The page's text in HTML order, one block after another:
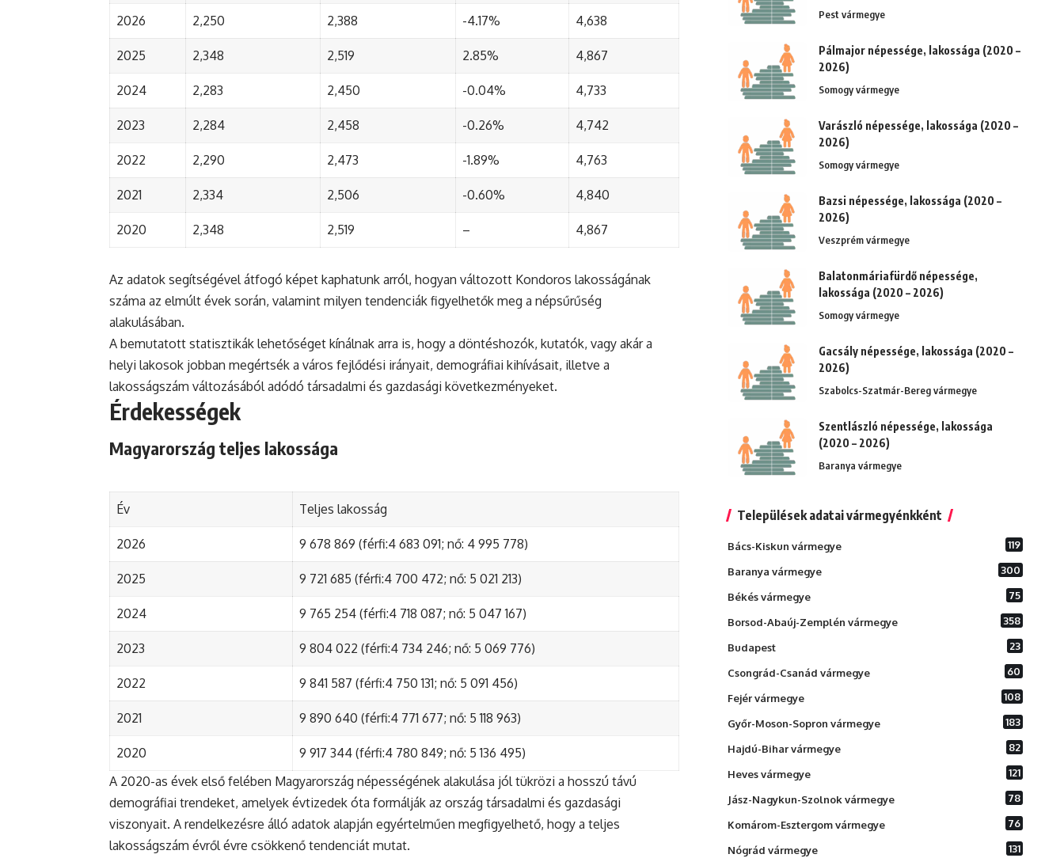
2026 2,250 2,388 -4.17% 4,638
2025 2,348 2,519 2.85% 4,867
2024 2,283 2,450 -0.04% 4,733
2023 2,284 2,458 -0.26% 4,742
2022 2,290 2,473 -1.89% 4,763
2021 2,334 2,506 -0.60% 4,840
2020 2,348 2,519 – 4,867
Az adatok segítségével átfogó képet kaphatunk arról, hogyan változott Kondoros lakosságának
száma az elmúlt évek során, valamint milyen tendenciák figyelhetők meg a népsűrűség
alakulásában.
A bemutatott statisztikák lehetőséget kínálnak arra is, hogy a döntéshozók, kutatók, vagy akár a
helyi lakosok jobban megértsék a város fejlődési irányait, demográfiai kihívásait, illetve a
lakosságszám változásából adódó társadalmi és gazdasági következményeket.
Érdekességek
Magyarország teljes lakossága
Év Teljes lakosság
2026 9 678 869 (férfi:4 683 091; nő: 4 995 778)
2025 9 721 685 (férfi:4 700 472; nő: 5 021 213)
2024 9 765 254 (férfi:4 718 087; nő: 5 047 167)
2023 9 804 022 (férfi:4 734 246; nő: 5 069 776)
2022 9 841 587 (férfi:4 750 131; nő: 5 091 456)
2021 9 890 640 (férfi:4 771 677; nő: 5 118 963)
2020
9 917 344 (férfi:4 780 849; nő: 5 136 495)
A 2020-as évek első felében Magyarország népességének alakulása jól tükrözi a hosszú távú
demográfiai trendeket, amelyek évtizedek óta formálják az ország társadalmi és gazdasági
viszonyait. A rendelkezésre álló adatok alapján egyértelműen megfigyelhető, hogy a teljes
lakosságszám évről évre csökkenő tendenciát mutat.
Pest vármegye
Pálmajor népessége, lakossága (2020 –
2026)
Somogy vármegye
Varászló népessége, lakossága (2020 –
2026)
Somogy vármegye
Bazsi népessége, lakossága (2020 –
2026)
Veszprém vármegye
Balatonmáriafürdő népessége,
lakossága (2020 – 2026)
Somogy vármegye
Gacsály népessége, lakossága (2020 –
2026)
Szabolcs-Szatmár-Bereg vármegye
Szentlászló népessége, lakossága
(2020 – 2026)
Baranya vármegye
Települések adatai vármegyénkként
Bács-Kiskun vármegye 119
Baranya vármegye 300
Békés vármegye 75
Borsod-Abaúj-Zemplén vármegye 358
Budapest 23
Csongrád-Csanád vármegye 60
Fejér vármegye 108
Győr-Moson-Sopron vármegye 183
Hajdú-Bihar vármegye 82
Heves vármegye 121
Jász-Nagykun-Szolnok vármegye 78
Komárom-Esztergom vármegye 76
Nógrád vármegye 131